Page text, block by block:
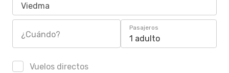
Viedma
¿Cuándo?
Pasajeros
1 adulto
Vuelos directos